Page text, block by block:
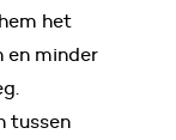
het
en minder
tussen